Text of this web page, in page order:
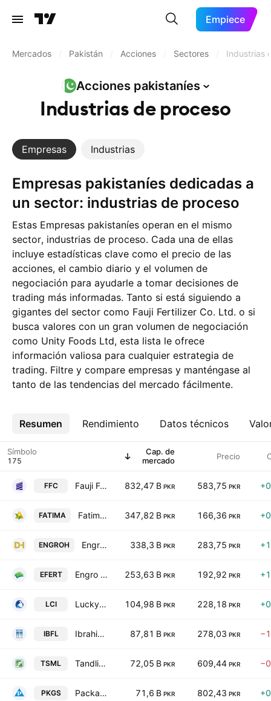
Empiece
Mercados Pakistán Acciones Sectores Industrias
Acciones pakistaníes
Industrias de proceso
Empresas Industrias
Empresas pakistaníes dedicadas a
un sector: industrias de proceso
Estas Empresas pakistaníes operan en el mismo
sector, industrias de proceso. Cada una de ellas
incluye estadísticas clave como el precio de las
acciones, el cambio diario y el volumen de
negociación para ayudarle a tomar decisiones de
trading más informadas. Tanto si está siguiendo a
gigantes del sector como Fauji Fertilizer Co. Ltd. o si
busca valores con un gran volumen de negociación
como Unity Foods Ltd, esta lista le ofrece
información valiosa para cualquier estrategia de
trading. Filtre y compare empresas y manténgase al
tanto de las tendencias del mercado fácilmente.
Resumen Rendimiento Datos técnicos
Más
Símbolo
Cap. de
mercado
Precio
FFC Fauji Fertilizer Co. Ltd. 832,47 B PKR 583,75 PKR
FATIMA Fatima Fertilizer Co. Ltd. 347,82 B PKR 166,36 PKR
ENGROH Engro Holdings Limited 338,3 B PKR 283,75 PKR
EFERT Engro Fertilizers Ltd. 253,63 B PKR 192,92 PKR
LCI Lucky Core Industries Limited 104,98 B PKR 228,18 PKR
IBFL Ibrahim Fibres Limited 87,81 B PKR 278,03 PKR
TSML Tandlianwala Sugar Mills Limited 72,05 B PKR 609,44 PKR
PKGS Packages Limited 71,6 B PKR 802,43 PKR